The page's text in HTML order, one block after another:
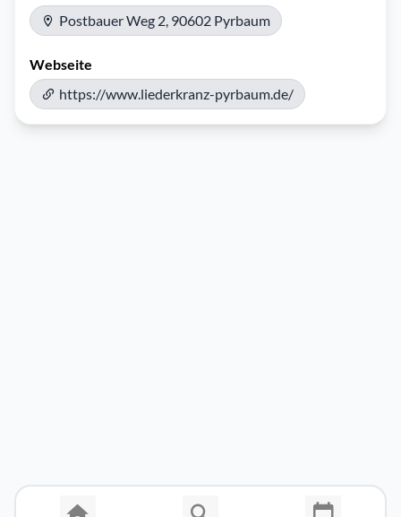
Postbauer Weg 2, 90602 Pyrbaum
Webseite
https://www.liederkranz-pyrbaum.de/